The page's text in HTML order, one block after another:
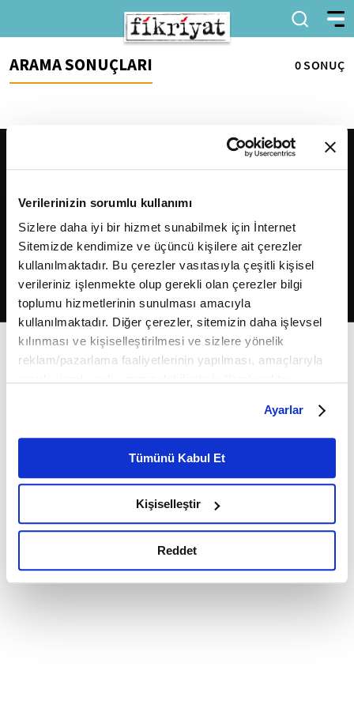
Verilerinizin sorumlu kullanımı
Sizlere daha iyi bir hizmet sunabilmek için İnternet
Sitemizde kendimize ve üçüncü kişilere ait çerezler
kullanılmaktadır. Bu çerezler vasıtasıyla çeşitli kişisel
verileriniz işlenmekte olup gerekli olan çerezler bilgi
toplumu hizmetlerinin sunulması amacıyla
kullanılmaktadır. Diğer çerezler, sitemizin daha işlevsel
kılınması ve kişiselleştirilmesi ve sizlere yönelik
reklam/pazarlama faaliyetlerinin yapılması, amaçlarıyla
belirleyebilirsiniz. Çerezlere ilişkin detaylı bilgi için
Ayarlar butonuna tıklayabilir,Çerez Bilgilendirme
Metnimizi ziyaret edebilirsiniz.
6698 sayılı Kişisel Verilerin Korunması Kanunu uyarınca
okumak ve sitemizi ziyaretiniz kapsamında
gerçekleştirilen veri işleme faaliyetleri ile ilgili daha
detaylı bilgi almak için lütfentıklayınız.
Ayarlar
Tümünü Kabul Et
Kişiselleştir
Reddet
ARAMA SONUÇLARI 0 SONUÇ
2026Fikriyat. Tüm hakları saklıdır.